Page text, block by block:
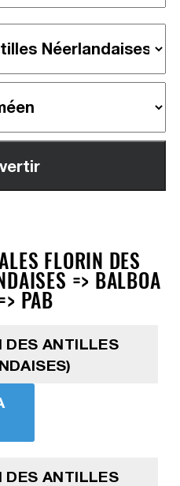
FLORIN DES
=> BALBOA
PAB
DES ANTILLES
DES ANTILLES